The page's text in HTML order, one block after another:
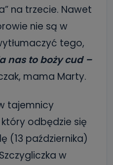
na trzecie. Nawet
nie są w
tego,
nas to boży cud –
mama Marty.
tajemnicy
odbędzie się
(13 października)
w